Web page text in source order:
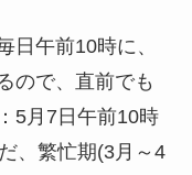
日午前10時に、
ので、直前でも
5月7日午前10時
、繁忙期(3月～4